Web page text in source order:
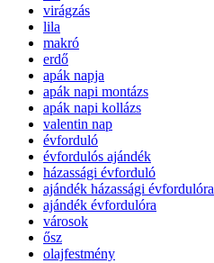
virágzás
lila
makró
erdő
apák napja
apák napi montázs
apák napi kollázs
valentin nap
évforduló
évfordulós ajándék
házassági évforduló
ajándék házassági évfordulóra
ajándék évfordulóra
városok
ősz
olajfestmény